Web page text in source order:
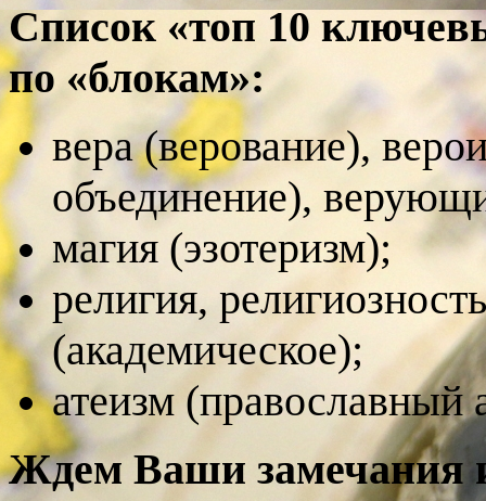
Список «топ 10
по «блокам»:
вера (верование),
объединение),
магия (эзотеризм);
религия,
(академическое);
атеизм (православный
Ждем Ваши замечания